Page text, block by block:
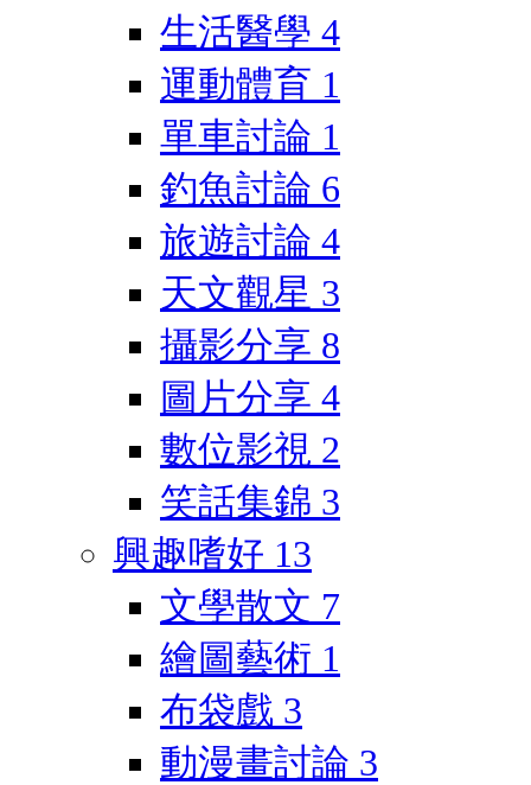
生活醫學 4
運動體育 1
單車討論 1
釣魚討論 6
旅遊討論 4
天文觀星 3
攝影分享 8
圖片分享 4
數位影視 2
笑話集錦 3
興趣嗜好 13
文學散文 7
繪圖藝術 1
布袋戲 3
動漫畫討論 3